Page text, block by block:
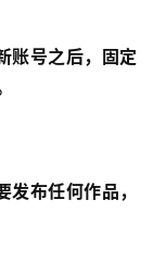
账号之后，固定
布任何作品，